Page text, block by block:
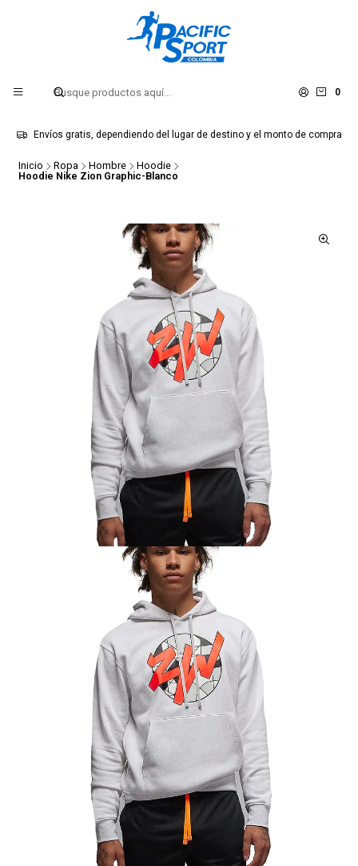
0
Envíos gratis, dependiendo del lugar de destino y el monto de compra
Inicio Ropa Hombre
Hoodie
Hoodie Nike Zion Graphic-Blanco